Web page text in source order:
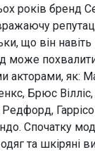
років бренд
що він
може
акторами, як:
Брюс
Редфорд,
Спочатку
та шкіряні